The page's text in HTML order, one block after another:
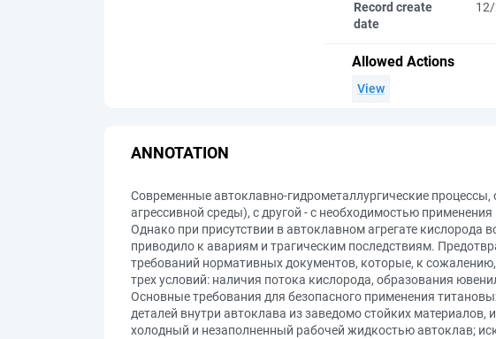
Record create
date
Allowed Actions
View
ANNOTATION
Современные автоклавно-гидрометаллургические
агрессивной среды), с другой - с необходимостью
Однако при присутствии в автоклавном агрегате кислорода
приводило к авариям и трагическим последствиям.
требований нормативных документов, которые, к
трех условий: наличия потока кислорода, образования
Основные требования для безопасного применения
деталей внутри автоклава из заведомо стойких
холодный и незаполненный рабочей жидкостью автоклав;